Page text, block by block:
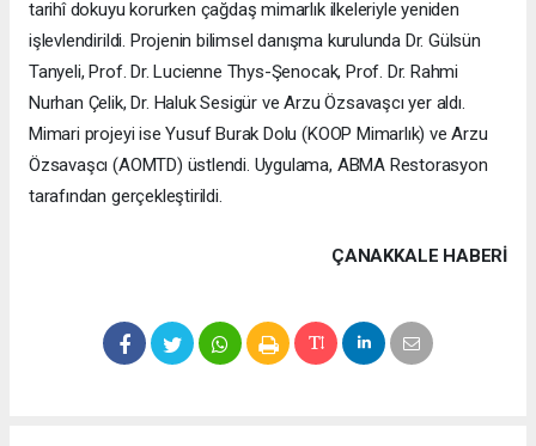
tarihî dokuyu korurken çağdaş mimarlık ilkeleriyle yeniden
işlevlendirildi. Projenin bilimsel danışma kurulunda Dr. Gülsün
Tanyeli, Prof. Dr. Lucienne Thys-Şenocak, Prof. Dr. Rahmi
Nurhan Çelik, Dr. Haluk Sesigür ve Arzu Özsavaşcı yer aldı.
Mimari projeyi ise Yusuf Burak Dolu (KOOP Mimarlık) ve Arzu
Özsavaşcı (AOMTD) üstlendi. Uygulama, ABMA Restorasyon
tarafından gerçekleştirildi.
ÇANAKKALE HABERİ